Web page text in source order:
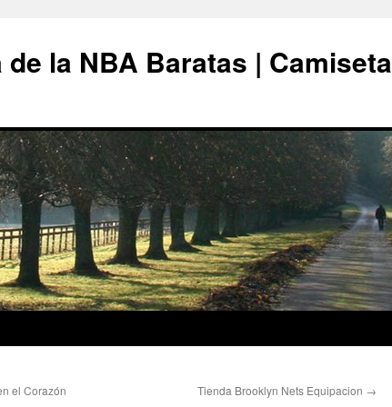
la NBA Baratas | Camiseta
el Corazón Tienda Brooklyn Nets Equipacion →